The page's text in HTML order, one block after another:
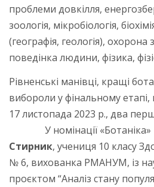
проблеми довкілля,
зоологія, мікробіологія,
(географія, геологія), охорона
поведінка людини, фізика,
Рівненські манівці, кращі
вибороли у фінальному етапі,
17 листопада 2023 р., два
У номінації «Ботаніка» І
Стирник, учениця 10 класу
№ 6, вихованка РМАНУМ, із
проєктом “Аналіз стану